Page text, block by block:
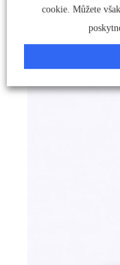
cookie. Můžete